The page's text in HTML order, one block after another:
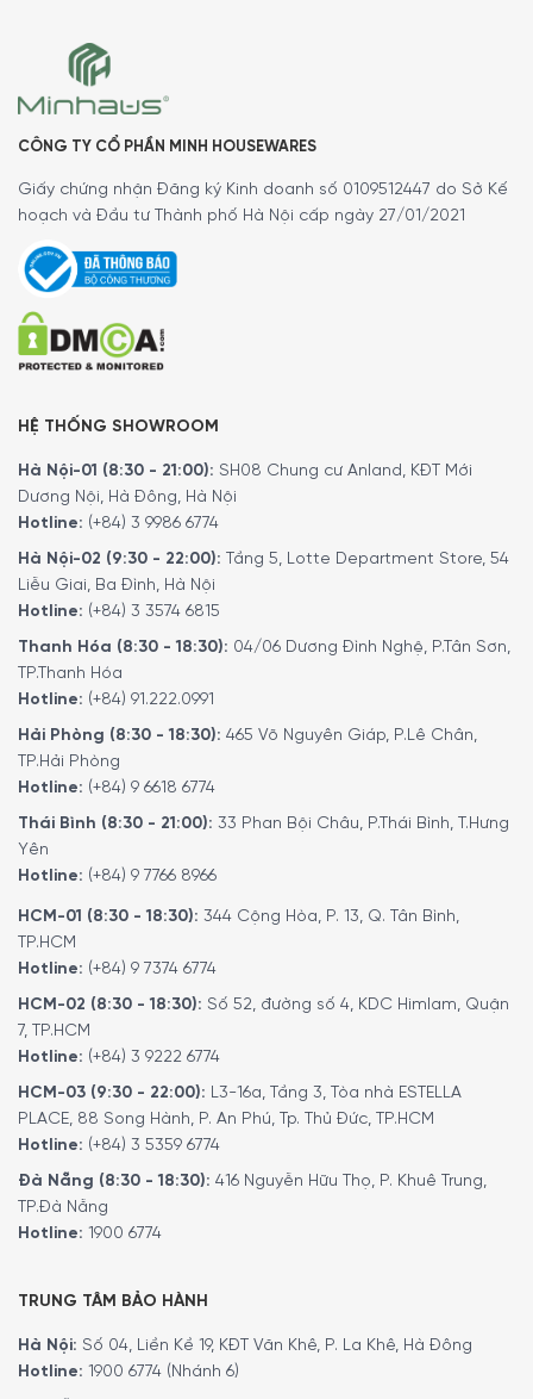
Bếp từ Siemens iQ700 EX877LX67E với tính năng
flexMotion giúp bạn ghi nhớ cài đặt nhiệt cho từng nồi và
chảo để bạn có thể di chuyển chúng đến bất kỳ đâu trên
bếp. Nhiệt độ của vùng nấu mới được điều chỉnh tự
bếp, nhiều thời gian nấu nướng hơn.
Bếp từ Siemens iQ700 EX877LX67E giúp bạn tiết kiệm thời gian
Giám sát nhiệt độ hiệu quả cho quá trình
chiên xào
Quá trình chiên xào trên bếp từ Siemens iQ700
EX877LX67E sẽ đạt được kết quả hoàn hảo nhờ hệ thống
cảm biến nhiệt độ. Với FryingSensor Plus giúp đảm bảo
mỗi chiếc bánh crêpes của bạn sẽ vàng ruộm thơm ngon,
từ đầu đến cuối. Nó thông báo cho bạn khi chảo đã đạt
đến nhiệt độ thích hợp, sau đó duy trì mức nhiệt chính xác
đó trong quá trình nấu.
CÔNG TY CỔ PHẦN MINH HOUSEWARES
Giấy chứng nhận Đăng ký Kinh doanh số 0109512447 do Sở Kế
hoạch và Đầu tư Thành phố Hà Nội cấp ngày 27/01/2021
HỆ THỐNG SHOWROOM
Hà Nội-01 (8:30 - 21:00): SH08 Chung cư Anland, KĐT Mới
Dương Nội, Hà Đông, Hà Nội
Hotline: (+84) 3 9986 6774
Hà Nội-02 (9:30 - 22:00): Tầng 5, Lotte Department Store, 54
Liễu Giai, Ba Đình, Hà Nội
Hotline: (+84) 3 3574 6815
Thanh Hóa (8:30 - 18:30): 04/06 Dương Đình Nghệ, P.Tân Sơn,
TP.Thanh Hóa
Hotline: (+84) 91.222.0991
Hải Phòng (8:30 - 18:30): 465 Võ Nguyên Giáp, P.Lê Chân,
TP.Hải Phòng
Hotline: (+84) 9 6618 6774
Thái Bình (8:30 - 21:00): 33 Phan Bội Châu, P.Thái Bình, T.Hưng
Yên
Hotline: (+84) 9 7766 8966
HCM-01 (8:30 - 18:30): 344 Cộng Hòa, P. 13, Q. Tân Bình,
TP.HCM
Hotline: (+84) 9 7374 6774
HCM-02 (8:30 - 18:30): Số 52, đường số 4, KDC Himlam, Quận
7, TP.HCM
Hotline: (+84) 3 9222 6774
HCM-03 (9:30 - 22:00): L3-16a, Tầng 3, Tòa nhà ESTELLA
PLACE, 88 Song Hành, P. An Phú, Tp. Thủ Đức, TP.HCM
Hotline: (+84) 3 5359 6774
Đà Nẵng (8:30 - 18:30): 416 Nguyễn Hữu Thọ, P. Khuê Trung,
TP.Đà Nẵng
Hotline: 1900 6774
TRUNG TÂM BẢO HÀNH
Hà Nội: Số 04, Liền Kề 19, KĐT Văn Khê, P. La Khê, Hà Đông
Hotline: 1900 6774 (Nhánh 6)